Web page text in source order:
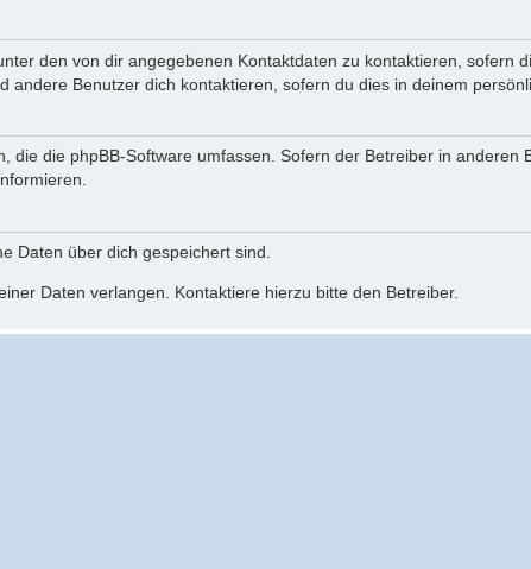
den von dir angegebenen Kontaktdaten zu kontaktieren, sofern
Benutzer dich kontaktieren, sofern du dies in deinem
die die phpBB-Software umfassen. Sofern der Betreiber in
Daten über dich gespeichert sind.
Daten verlangen. Kontaktiere hierzu bitte den Betreiber.